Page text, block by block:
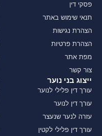
פסקי דין
תנאי שימוש באתר
הצהרת נגישות
הצהרת פרטיות
מפת אתר
צור קשר
ייצוג בני נוער
עורך דין פלילי לנוער
עורך דין לנוער
עזרה לנער שנעצר
עורך דין פלילי לקטין